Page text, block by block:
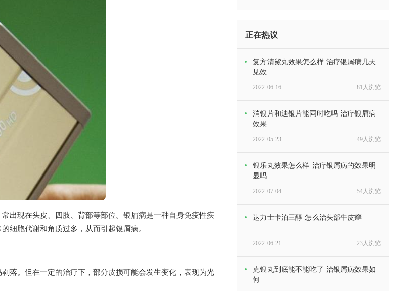
出现在头皮、四肢、背部等部位。银屑病是一种自身免疫性疾
细胞代谢和角质过多，从而引起银屑病。
落。但在一定的治疗下，部分皮损可能会发生变化，表现为光
正在热议
复方清黛丸效果怎么样 治疗银屑病几天
见效
2022-06-16 81人浏览
消银片和迪银片能同时吃吗 治疗银屑病
效果
2022-05-23 49人浏览
银乐丸效果怎么样 治疗银屑病的效果明
显吗
2022-07-04 54人浏览
达力士卡泊三醇 怎么治头部牛皮癣
2022-06-21 23人浏览
克银丸到底能不能吃了 治银屑病效果如
何